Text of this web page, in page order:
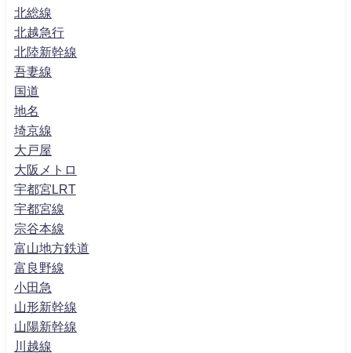
北総線
北越急行
北陸新幹線
吾妻線
国道
地名
埼京線
大戸屋
大阪メトロ
宇都宮LRT
宇都宮線
宗谷本線
富山地方鉄道
富良野線
小田急
山形新幹線
山陽新幹線
川越線